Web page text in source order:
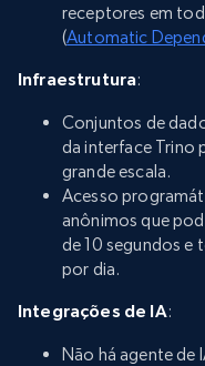
receptores em
(Automatic
Infraestrutura:
Conjuntos de
da interface Trino
grande escala.
Acesso
anônimos que
de 10 segundos e
por dia.
Integrações de IA:
Não há agente de